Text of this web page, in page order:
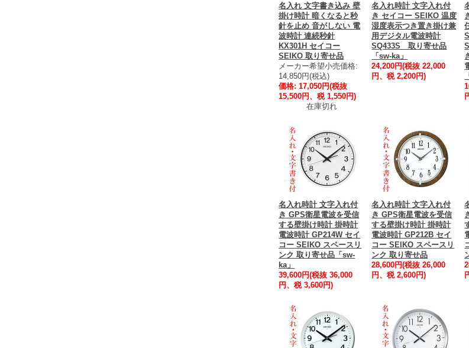
名入れ 文字書き込み 壁
掛け時計 暗くなると秒
針を止め 音がしない 電
波時計 連続秒針
KX301H セイコー
SEIKO 取り寄せ品
メーカー希望小売価格:
14,850円(税込)
価格: 17,050円(税抜
15,500円、税 1,550円)
在庫切れ
名入れ時計 文字入れ付
き セイコー SEIKO 温度
湿度表示つき置き掛け兼
用デジタル電波時計
SQ433S 取り寄せ品
「sw-ka」
24,200円(税抜 22,000
円、税 2,200円)
名入れ時計 文字入れ付
き GPS衛星電波を受信
する壁掛け時計 掛時計
電波時計 GP214W セイ
コー SEIKO スペースリ
ンク 取り寄せ品「sw-
ka」
39,600円(税抜 36,000
円、税 3,600円)
名入れ時計 文字入れ付
き GPS衛星電波を受信
する壁掛け時計 掛時計
電波時計 GP212B セイ
コー SEIKO スペースリ
ンク 取り寄せ品
28,600円(税抜 26,000
円、税 2,600円)